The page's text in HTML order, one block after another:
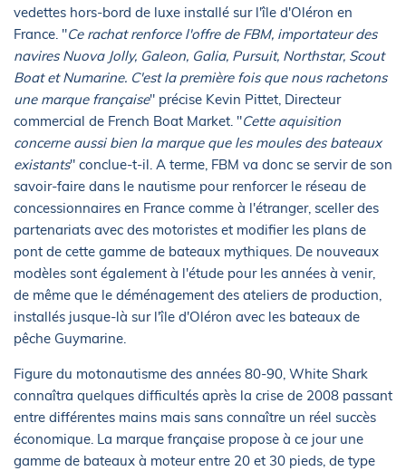
vedettes hors-bord de luxe installé sur l'île d'Oléron en
France. "Ce rachat renforce l'offre de FBM, importateur des
navires Nuova Jolly, Galeon, Galia, Pursuit, Northstar, Scout
Boat et Numarine. C'est la première fois que nous rachetons
une marque française" précise Kevin Pittet, Directeur
commercial de French Boat Market. "Cette aquisition
concerne aussi bien la marque que les moules des bateaux
existants" conclue-t-il. A terme, FBM va donc se servir de son
savoir-faire dans le nautisme pour renforcer le réseau de
concessionnaires en France comme à l'étranger, sceller des
partenariats avec des motoristes et modifier les plans de
pont de cette gamme de bateaux mythiques. De nouveaux
modèles sont également à l'étude pour les années à venir,
de même que le déménagement des ateliers de production,
installés jusque-là sur l'île d'Oléron avec les bateaux de
pêche Guymarine.
Figure du motonautisme des années 80-90, White Shark
connaîtra quelques difficultés après la crise de 2008 passant
entre différentes mains mais sans connaître un réel succès
économique. La marque française propose à ce jour une
gamme de bateaux à moteur entre 20 et 30 pieds, de type